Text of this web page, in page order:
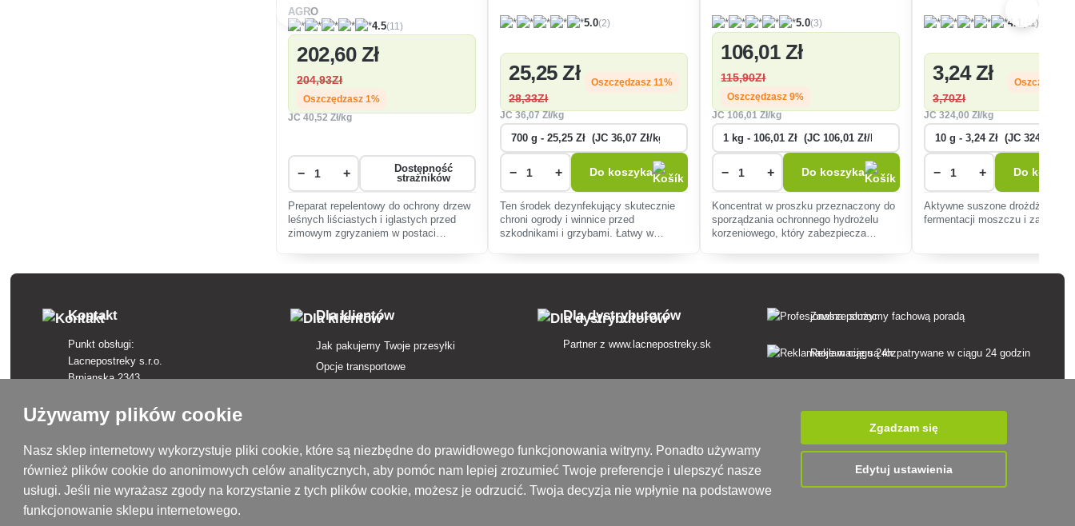
AGRO
4.5(11)
202,60 Zł
204,93Zł
Oszczędzasz 1%
JC40,52 Zł/kg
− +
Dostępność
strażników
Preparat repelentowy do ochrony drzew
leśnych liściastych i iglastych przed
zimowym zgryzaniem w postaci
5.0(2)
25,25 Zł
28,33Zł
Oszczędzasz 11%
JC36,07 Zł/kg
− + Do koszyka
Ten środek dezynfekujący skutecznie
chroni ogrody i winnice przed
szkodnikami i grzybami. Łatwy w
gwarantując czyste miejs
5.0(3)
106,01 Zł
115,90Zł
Oszczędzasz 9%
JC106,01 Zł/kg
− + Do koszyka
Koncentrat w proszku przeznaczony do
sporządzania ochronnego hydrożelu
korzeniowego, który zabezpiecza
przechowywania, a także
4.1 (11)
3,24 Zł
3,70Zł
JC324,00 Zł/kg
− + Do
Aktywne suszone drożdże
fermentacji moszczu i zacieru.
Kontakt
Punkt obsługi:
Lacnepostreky s.r.o.
Brnianska 2343
+421 915 420 295
kontakt@lacnepostreky.sk
Pon - Pt 9:00 - 16:00
Siedziba firmy:
Lacnepostreky s.r.o.
Dla klientów
Jak pakujemy Twoje przesyłki
Opcje transportowe
Odstąpienie od umowy tutaj
Ubezpieczenie przesyłki
Polityka prywatności
Dla dystrybutorów
Partner zwww.lacnepostreky.sk
Zawsze służymy fachową poradą
Reklamacje są rozpatrywane w ciągu 24 godzin
Dostawa w ciągu 24 godzin od poniedziałku do
piątku
Używamy plików cookie
Nasz sklep internetowy wykorzystuje pliki cookie, które są niezbędne do prawidłowego funkcjonowania witryny. Ponadto używamy
również plików cookie do anonimowych celów analitycznych, aby pomóc nam lepiej zrozumieć Twoje preferencje i ulepszyć nasze
usługi. Jeśli nie wyrażasz zgody na korzystanie z tych plików cookie, możesz je odrzucić. Twoja decyzja nie wpłynie na podstawowe
funkcjonowanie sklepu internetowego.
Zgadzam się
Edytuj ustawienia